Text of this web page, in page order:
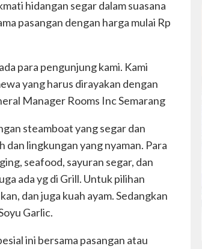
hidangan segar dalam suasana
pasangan dengan harga mulai Rp
para pengunjung kami. Kami
yang harus dirayakan dengan
Manager Rooms Inc Semarang
steamboat yang segar dan
lingkungan yang nyaman. Para
seafood, sayuran segar, dan
ada yg di Grill. Untuk pilihan
dan juga kuah ayam. Sedangkan
Garlic.
ini bersama pasangan atau